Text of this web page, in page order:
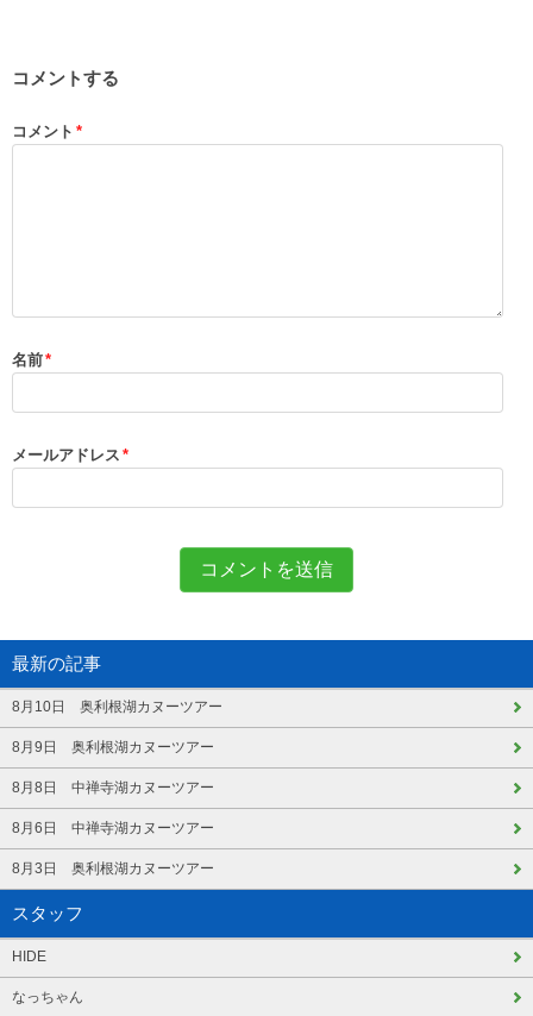
コメントする
コメント *
名前*
メールアドレス *
最新の記事
8月10日 奥利根湖カヌーツアー
8月9日 奥利根湖カヌーツアー
8月8日 中禅寺湖カヌーツアー
8月6日 中禅寺湖カヌーツアー
8月3日 奥利根湖カヌーツアー
スタッフ
HIDE
なっちゃん